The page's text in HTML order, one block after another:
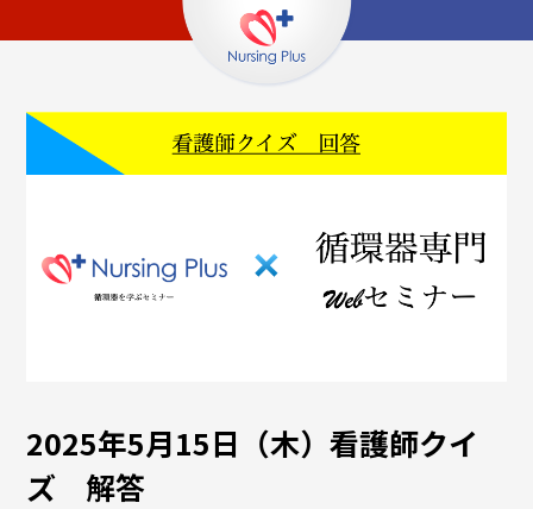
2025年5月15日（木）看護師クイ
ズ 解答